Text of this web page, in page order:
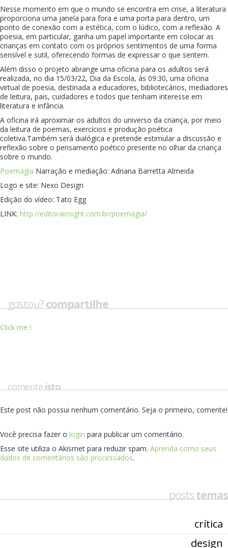
Nesse momento em que o mundo se encontra em crise, a literatura
proporciona uma janela para fora e uma porta para dentro, um
ponto de conexão com a estética, com o lúdico, com a reflexão. A
poesia, em particular, ganha um papel importante em colocar as
crianças em contato com os próprios sentimentos de uma forma
sensível e sutil, oferecendo formas de expressar o que sentem.
Além disso o projeto abrange uma oficina para os adultos será
realizada, no dia 15/03/22, Dia da Escola, às 09:30, uma oficina
virtual de poesia, destinada a educadores, bibliotecários, mediadores
de leitura, pais, cuidadores e todos que tenham interesse em
literatura e infância.
A oficina irá aproximar os adultos do universo da criança, por meio
da leitura de poemas, exercícios e produção poética
coletiva.Também será dialógica e pretende estimular a discussão e
reflexão sobre o pensamento poético presente no olhar da criança
sobre o mundo.
Poemagia Narração e mediação: Adriana Barretta Almeida
Logo e site: Nexo Design
Edição do vídeo: Tato Egg
LINK: http://editorainsight.com.br/poemagia/
gostou?compartilhe
Click me !
comenteisto
Este post não possui nenhum comentário. Seja o primeiro, comente!
Você precisa fazer o login para publicar um comentário.
Esse site utiliza o Akismet para reduzir spam. Aprenda como seus
dados de comentários são processados.
poststemas
crítica
design